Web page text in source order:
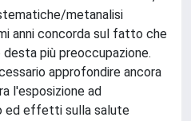
metanalisi
anni concorda sul fatto che
più preoccupazione.
approfondire ancora
l'esposizione ad
ed effetti sulla salute